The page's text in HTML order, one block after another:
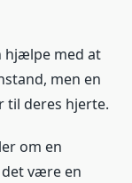
hjælpe med at
men en
til deres hjerte.
om en
være en